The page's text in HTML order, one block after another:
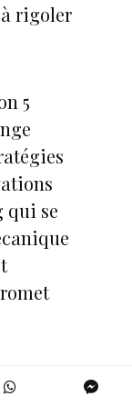
rigoler
5
qui se
pourquoi